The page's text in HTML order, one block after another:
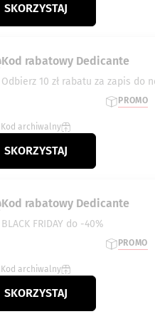
SKORZYSTAJ
Kod rabatowy Dedicante
Odbierz 10 zł rabatu za zapis do
PROMO
Kod archiwalny
SKORZYSTAJ
Kod rabatowy Dedicante
BLACK FRIDAY do -40%
PROMO
Kod archiwalny
SKORZYSTAJ